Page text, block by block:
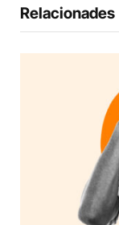
Relacionades